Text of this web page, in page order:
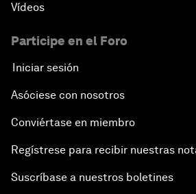
Vídeos
Participe en el Foro
Iniciar sesión
Asóciese con nosotros
Conviértase en miembro
Regístrese para recibir nuestras
Suscríbase a nuestros boletines